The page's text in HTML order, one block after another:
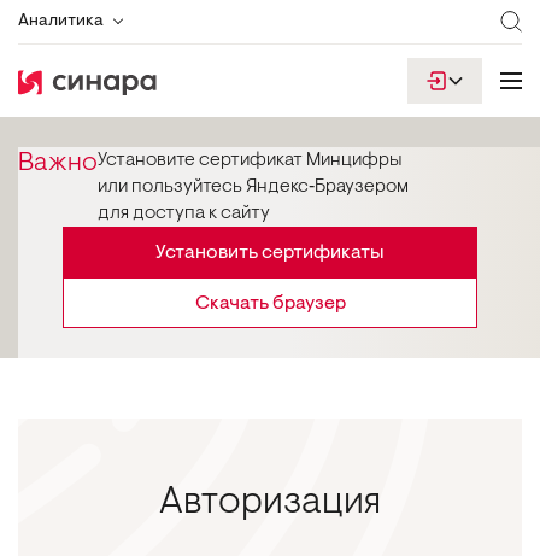
Аналитика
ВажноУстановите сертификат Минцифры
или пользуйтесь Яндекс‑Браузером
для доступа к сайту
Установить сертификаты
Скачать браузер
Авторизация